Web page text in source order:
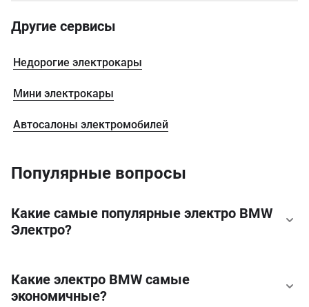
Другие сервисы
Недорогие электрокары
Мини электрокары
Автосалоны электромобилей
Популярные вопросы
Какие самые популярные электро BMW
Электро?
BMW iX1 Электроцена от 37 999 $
BMW CE 04 Электро
Какие электро BMW самые
экономичные?